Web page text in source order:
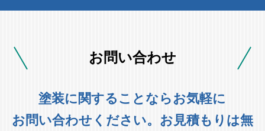
お問い合わせ
塗装に関することならお気軽に
お問い合わせください。お見積もりは無